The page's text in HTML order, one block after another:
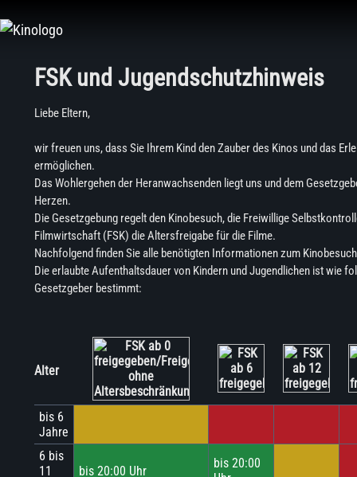
FSK und Jugendschutzhinweis
Liebe Eltern,
wir freuen uns, dass Sie Ihrem Kind den Zauber des Kinos und das
ermöglichen.
Das Wohlergehen der Heranwachsenden liegt uns und dem
Herzen.
Die Gesetzgebung regelt den Kinobesuch, die Freiwillige
Filmwirtschaft (FSK) die Altersfreigabe für die Filme.
Nachfolgend finden Sie alle benötigten Informationen zum
Die erlaubte Aufenthaltsdauer von Kindern und Jugendlichen ist wie
Gesetzgeber bestimmt:
Alter
bis 6
Jahre
6 bis
11
bis 20:00 Uhr
bis 20:00